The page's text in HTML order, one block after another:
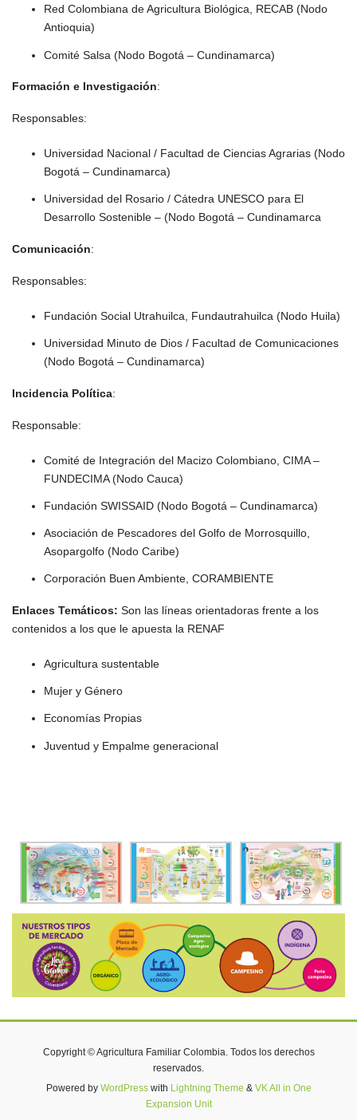
Red Colombiana de Agricultura Biológica, RECAB (Nodo
Antioquia)
Comité Salsa (Nodo Bogotá – Cundinamarca)
Formación e Investigación:
Responsables:
Universidad Nacional / Facultad de Ciencias Agrarias (Nodo
Bogotá – Cundinamarca)
Universidad del Rosario / Cátedra UNESCO para El
Desarrollo Sostenible – (Nodo Bogotá – Cundinamarca
Comunicación:
Responsables:
Fundación Social Utrahuilca, Fundautrahuilca (Nodo Huila)
Universidad Minuto de Dios / Facultad de Comunicaciones
(Nodo Bogotá – Cundinamarca)
Incidencia Política:
Responsable:
Comité de Integración del Macizo Colombiano, CIMA –
FUNDECIMA (Nodo Cauca)
Fundación SWISSAID (Nodo Bogotá – Cundinamarca)
Asociación de Pescadores del Golfo de Morrosquillo,
Asopargolfo (Nodo Caribe)
Corporación Buen Ambiente, CORAMBIENTE
Enlaces Temáticos: Son las líneas orientadoras frente a los
contenidos a los que le apuesta la RENAF
Agricultura sustentable
Mujer y Género
Economías Propias
Juventud y Empalme generacional
Copyright © Agricultura Familiar Colombia. Todos los derechos
reservados.
Powered by WordPresswith Lightning Theme & VK All in One
Expansion Unit